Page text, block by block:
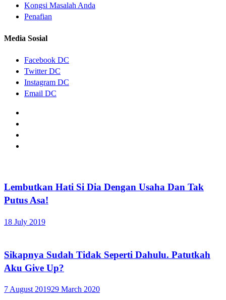
Kongsi Masalah Anda
Penafian
Media Sosial
Facebook DC
Twitter DC
Instagram DC
Email DC
Lembutkan Hati Si Dia Dengan Usaha Dan Tak
Putus Asa!
18 July 2019
Sikapnya Sudah Tidak Seperti Dahulu. Patutkah
Aku Give Up?
7 August 201929 March 2020